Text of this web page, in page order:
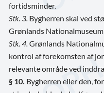
fortidsminder.
Stk. 3. Bygherren skal ved
Grønlands
Stk. 4. Grønlands
kontrol af forekomsten af
relevante område ved
§ 10. Bygherren eller den,